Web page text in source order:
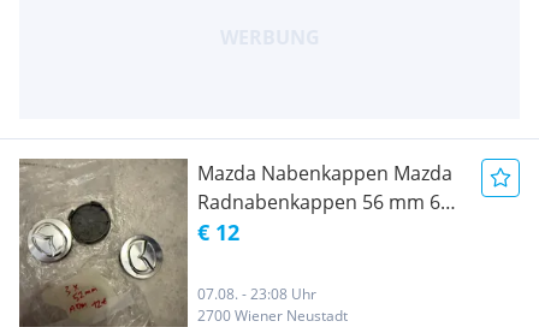
Mazda Nabenkappen Mazda
Radnabenkappen 56 mm 60
mm 53mm
€ 12
07.08. - 23:08 Uhr
2700 Wiener Neustadt